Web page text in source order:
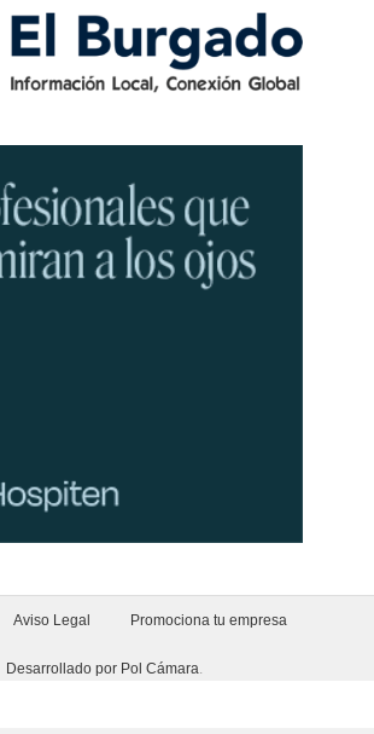
Aviso Legal Promociona tu empresa
Desarrollado por Pol Cámara.